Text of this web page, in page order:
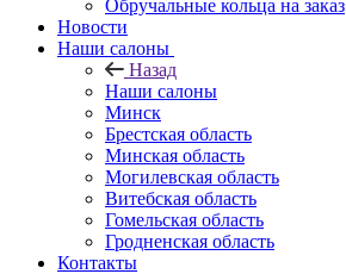
Обручальные кольца на заказ
Новости
Наши салоны
Назад
Наши салоны
Минск
Брестская область
Минская область
Могилевская область
Витебская область
Гомельская область
Гродненская область
Контакты